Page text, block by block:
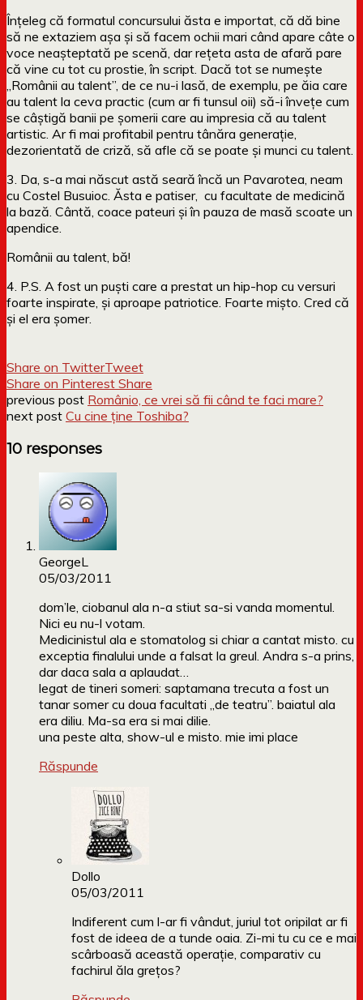
Înțeleg că formatul concursului ăsta e importat, că dă bine
să ne extaziem așa și să facem ochii mari când apare câte o
voce neașteptată pe scenă, dar rețeta asta de afară pare
că vine cu tot cu prostie, în script. Dacă tot se numește
„Românii au talent”, de ce nu-i lasă, de exemplu, pe ăia care
au talent la ceva practic (cum ar fi tunsul oii) să-i învețe cum
se câștigă banii pe șomerii care au impresia că au talent
artistic. Ar fi mai profitabil pentru tânăra generație,
dezorientată de criză, să afle că se poate și munci cu talent.
3. Da, s-a mai născut astă seară încă un Pavarotea, neam
cu Costel Busuioc. Ăsta e patiser, cu facultate de medicină
la bază. Cântă, coace pateuri și în pauza de masă scoate un
apendice.
Românii au talent, bă!
4. P.S. A fost un puști care a prestat un hip-hop cu versuri
foarte inspirate, și aproape patriotice. Foarte mișto. Cred că
și el era șomer.
Share on TwitterTweet
Share on Pinterest Share
previous post Românio, ce vrei să fii când te faci mare?
next post Cu cine ține Toshiba?
10 responses
GeorgeL
05/03/2011
dom’le, ciobanul ala n-a stiut sa-si vanda momentul.
Nici eu nu-l votam.
Medicinistul ala e stomatolog si chiar a cantat misto. cu
exceptia finalului unde a falsat la greul. Andra s-a prins,
dar daca sala a aplaudat…
legat de tineri someri: saptamana trecuta a fost un
tanar somer cu doua facultati „de teatru”. baiatul ala
era diliu. Ma-sa era si mai dilie.
una peste alta, show-ul e misto. mie imi place
Răspunde
Dollo
05/03/2011
Indiferent cum l-ar fi vândut, juriul tot oripilat ar fi
fost de ideea de a tunde oaia. Zi-mi tu cu ce e mai
scârboasă această operație, comparativ cu
fachirul ăla grețos?